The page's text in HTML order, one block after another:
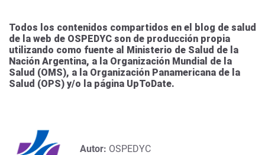
Todos los contenidos compartidos en el blog de salud
de la web de OSPEDYC son de producción propia
utilizando como fuente al Ministerio de Salud de la
Nación Argentina, a la Organización Mundial de la
Salud (OMS), a la Organización Panamericana de la
Salud (OPS) y/o la página UpToDate.
Autor: OSPEDYC